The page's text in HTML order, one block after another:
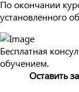
По окончании
установленного
Бесплатная
обучением.
Оставить